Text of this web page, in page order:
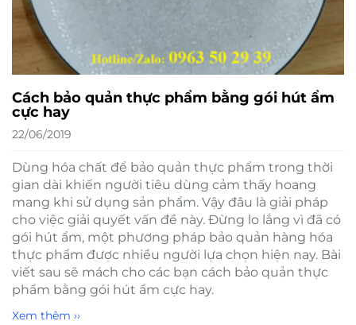
Cách bảo quản thực phẩm bằng gói hút ẩm
cực hay
22/06/2019
Dùng hóa chất để bảo quản thực phẩm trong thời
gian dài khiến người tiêu dùng cảm thấy hoang
mang khi sử dụng sản phẩm. Vậy đâu là giải pháp
cho việc giải quyết vấn đề này. Đừng lo lắng vì đã có
gói hút ẩm, một phương pháp bảo quản hàng hóa
thực phẩm được nhiều người lựa chọn hiện nay. Bài
viết sau sẽ mách cho các bạn cách bảo quản thực
phẩm bằng gói hút ẩm cực hay.
Xem thêm ››